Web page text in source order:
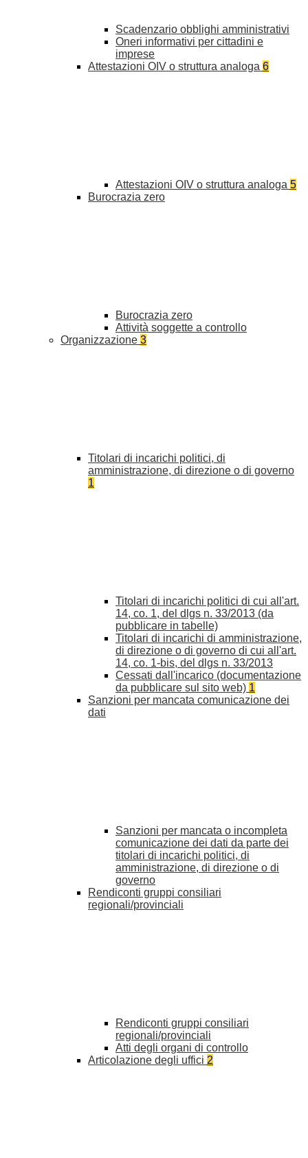
Scadenzario obblighi amministrativi
Oneri informativi per cittadini e
imprese
Attestazioni OIV o struttura analoga 6
Attestazioni OIV o struttura analoga 5
Burocrazia zero
Burocrazia zero
Attività soggette a controllo
Organizzazione 3
Titolari di incarichi politici, di
amministrazione, di direzione o di governo
1
Titolari di incarichi politici di cui all'art.
14, co. 1, del dlgs n. 33/2013 (da
pubblicare in tabelle)
Titolari di incarichi di amministrazione,
di direzione o di governo di cui all'art.
14, co. 1-bis, del dlgs n. 33/2013
Cessati dall'incarico (documentazione
da pubblicare sul sito web) 1
Sanzioni per mancata comunicazione dei
dati
Sanzioni per mancata o incompleta
comunicazione dei dati da parte dei
titolari di incarichi politici, di
amministrazione, di direzione o di
governo
Rendiconti gruppi consiliari
regionali/provinciali
Rendiconti gruppi consiliari
regionali/provinciali
Atti degli organi di controllo
Articolazione degli uffici 2